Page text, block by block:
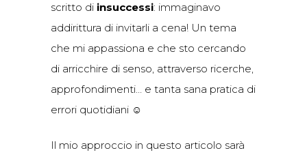
scritto di insuccessi: immaginavo
addirittura di invitarli a cena! Un tema
che mi appassiona e che sto cercando
di arricchire di senso, attraverso ricerche,
approfondimenti… e tanta sana pratica di
errori quotidiani ☺
Il mio approccio in questo articolo sarà